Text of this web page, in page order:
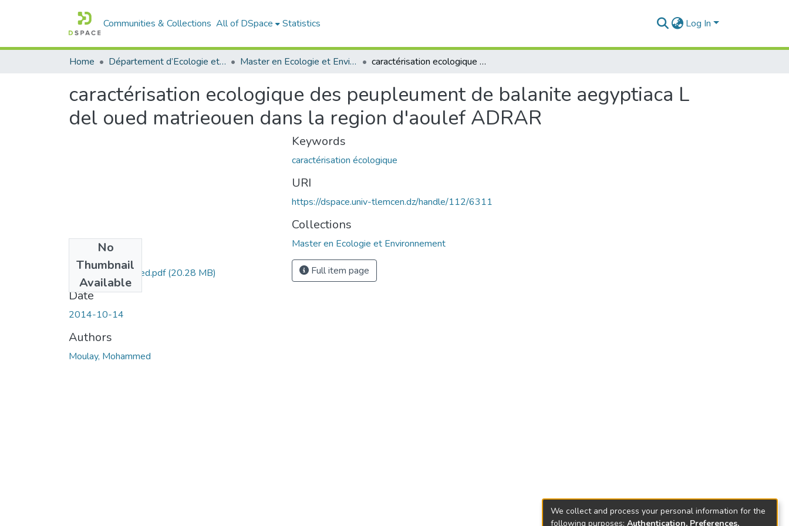
Communities & Collections All of DSpace Statistics Log In
Home Département d’Ecologie et Environnement Master en Ecologie et Environnement caractérisation ecologique des peupleument de balanite aegyptiaca L del oued matrieouen dans la region d'aoulef ADRAR
caractérisation ecologique des peupleument de balanite aegyptiaca L
del oued matrieouen dans la region d'aoulef ADRAR
No
Thumbnail
Available
moulay-mohammed.pdf(20.28 MB)
Date
2014-10-14
Authors
Moulay, Mohammed
Keywords
caractérisation écologique
URI
https://dspace.univ-tlemcen.dz/handle/112/6311
Collections
Master en Ecologie et Environnement
Full item page
We collect and process your personal information for the
following purposes: Authentication, Preferences,